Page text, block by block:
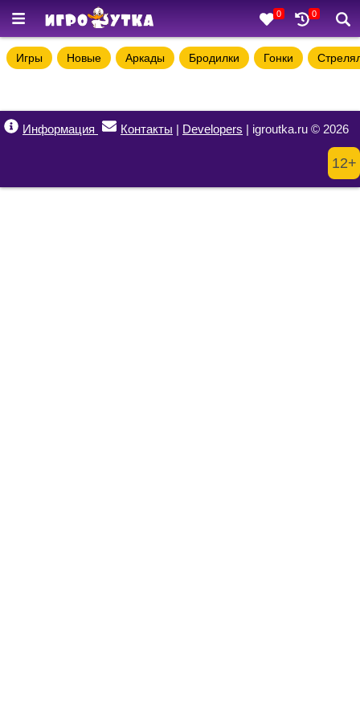
0 0
Игры Новые Аркады Бродилки Гонки
Информация Контакты | Developers | igroutka.ru © 2026
12+